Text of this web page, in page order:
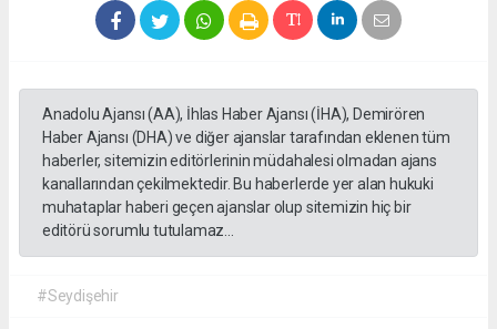
Anadolu Ajansı (AA), İhlas Haber Ajansı (İHA), Demirören
Haber Ajansı (DHA) ve diğer ajanslar tarafından eklenen tüm
haberler, sitemizin editörlerinin müdahalesi olmadan ajans
kanallarından çekilmektedir. Bu haberlerde yer alan hukuki
muhataplar haberi geçen ajanslar olup sitemizin hiç bir
editörü sorumlu tutulamaz...
#Seydişehir